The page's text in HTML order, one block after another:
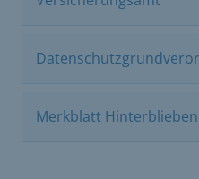
Merkblatt